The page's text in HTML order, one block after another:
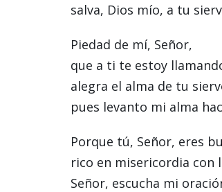
salva, Dios mío, a tu
Piedad de mí, Señor,
que a ti te estoy
alegra el alma de tu
pues levanto mi alma
Porque tú, Señor, eres
rico en misericordia con
Señor, escucha mi